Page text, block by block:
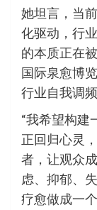
她坦言，当
化驱动，行
的本质正在
国际泉愈博
行业自我调频
“我希望构建
正回归心灵
者，让观众
虑、抑郁、
疗愈做成一